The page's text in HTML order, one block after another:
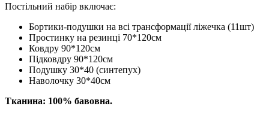
Постільний набір включає:
Бортики-подушки на всі трансформації ліжечка (11шт)
Простинку на резинці 70*120см
Ковдру 90*120см
Підковдру 90*120см
Подушку 30*40 (синтепух)
Наволочку 30*40см
Тканина: 100% бавовна.